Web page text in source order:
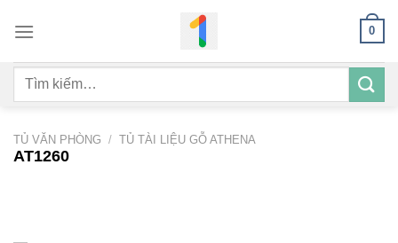
qua
dung
0
Tìm
TỦ VĂN PHÒNG / TỦ TÀI LIỆU GỖ ATHENA
AT1260